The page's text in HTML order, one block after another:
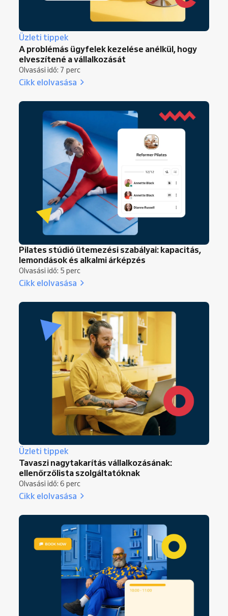
Üzleti tippek
A problémás ügyfelek kezelése anélkül, hogy
elveszítené a vállalkozását
Olvasási idő: 7 perc
Cikk elolvasása
Pilates stúdió ütemezési szabályai: kapacitás,
lemondások és alkalmi árképzés
Olvasási idő: 5 perc
Cikk elolvasása
Üzleti tippek
Tavaszi nagytakarítás vállalkozásának:
ellenőrzőlista szolgáltatóknak
Olvasási idő: 6 perc
Cikk elolvasása